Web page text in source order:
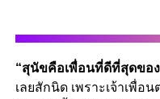
“สุนัขคือเพื่อนที่ดีที่สุดขอ
เลยสักนิด เพราะเจ้าเพื่อ